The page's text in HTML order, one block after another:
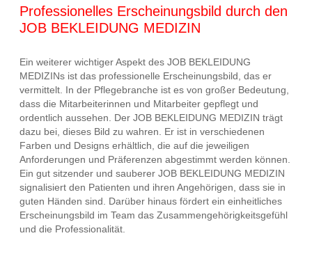
Professionelles Erscheinungsbild durch den
JOB BEKLEIDUNG MEDIZIN
Ein weiterer wichtiger Aspekt des JOB BEKLEIDUNG
MEDIZINs ist das professionelle Erscheinungsbild, das er
vermittelt. In der Pflegebranche ist es von großer Bedeutung,
dass die Mitarbeiterinnen und Mitarbeiter gepflegt und
ordentlich aussehen. Der JOB BEKLEIDUNG MEDIZIN trägt
dazu bei, dieses Bild zu wahren. Er ist in verschiedenen
Farben und Designs erhältlich, die auf die jeweiligen
Anforderungen und Präferenzen abgestimmt werden können.
Ein gut sitzender und sauberer JOB BEKLEIDUNG MEDIZIN
signalisiert den Patienten und ihren Angehörigen, dass sie in
guten Händen sind. Darüber hinaus fördert ein einheitliches
Erscheinungsbild im Team das Zusammengehörigkeitsgefühl
und die Professionalität.